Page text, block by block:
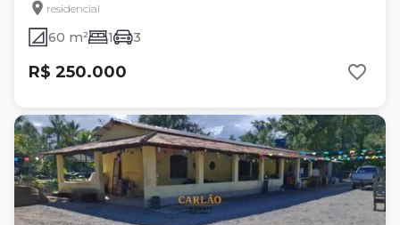
residencial
60 m² 1 3
R$ 250.000